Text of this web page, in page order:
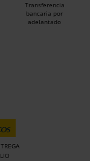
Transferencia
bancaria por
adelantado